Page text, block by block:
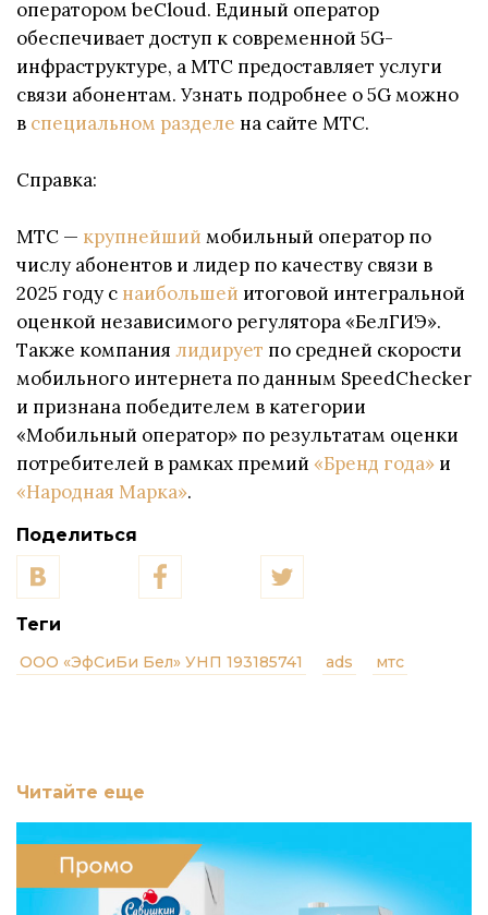
оператором beCloud. Единый оператор
обеспечивает доступ к современной 5G-
инфраструктуре, а МТС предоставляет услуги
связи абонентам. Узнать подробнее о 5G можно
в специальном разделе на сайте МТС.
Справка:
МТС — крупнейший мобильный оператор по
числу абонентов и лидер по качеству связи в
2025 году с наибольшей итоговой интегральной
оценкой независимого регулятора «БелГИЭ».
Также компания лидирует по средней скорости
мобильного интернета по данным SpeedChecker
и признана победителем в категории
«Мобильный оператор» по результатам оценки
потребителей в рамках премий «Бренд года» и
«Народная Марка».
Поделиться
Теги
ООО «ЭфСиБи Бел» УНП 193185741 ads мтс
Читайте еще